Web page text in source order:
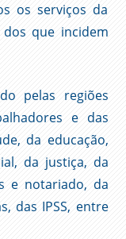
os serviços da
que incidem
pelas regiões
e das
da educação,
da justiça, da
e notariado, da
das IPSS, entre